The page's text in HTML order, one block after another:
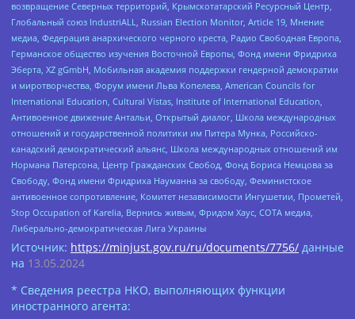
возвращение Северных территорий, Крымскотатарский Ресурсный Центр,
Глобальный союз IndustriALL, Russian Election Monitor, Article 19, Мнение
медиа, Федерация анархического черного креста, Радио Свободная Европа,
Германское общество изучения Восточной Европы, Фонд имени Фридриха
Эберта, XZ gGmbH, Мобильная академия поддержки гендерной демократии
и миротворчества, Форум имени Льва Копелева, American Councils for
International Education, Cultural Vistas, Institute of International Education,
Антивоенное движение Антальи, Открытый диалог, Школа международных
отношений и государственной политики им Питера Мунка, Российско-
канадский демократический альянс, Школа международных отношений им
Нормана Патерсона, Центр Гражданских Свобод, Фонд Бориса Немцова за
Свободу, Фонд имени Фридриха Науманна за свободу, Феминистское
антивоенное сопротивление, Комитет независимости Ингушетии, Прометей,
Stop Occupation of Karelia, Вернись живым, Фридом Хаус, СОТА медиа,
Либерально-демократическая Лига Украины
Источник: https://minjust.gov.ru/ru/documents/7756/ данные
на 13.05.2024
* Сведения реестра НКО, выполняющих функции
иностранного агента: